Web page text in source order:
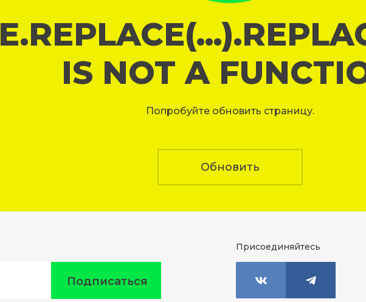
IS NOT A
Попробуйте обновить страницу.
Обновить
Подписаться
Присоединяйтесь